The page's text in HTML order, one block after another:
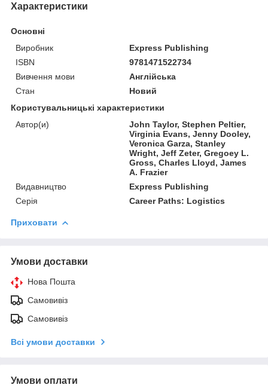
Характеристики
Основні
Виробник
Express Publishing
ISBN
9781471522734
Вивчення мови
Англійська
Стан
Новий
Користувальницькі характеристики
Автор(и)
John Taylor, Stephen Peltier,
Virginia Evans, Jenny Dooley,
Veronica Garza, Stanley
Wright, Jeff Zeter, Gregoey L.
Gross, Charles Lloyd, James
A. Frazier
Видавництво
Express Publishing
Серія
Career Paths: Logistics
Приховати
Умови доставки
Нова Пошта
Самовивіз
Самовивіз
Всі умови доставки
Умови оплати